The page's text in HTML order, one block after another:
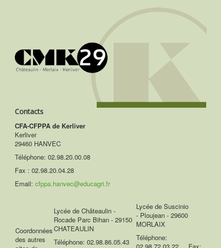
Contacts
CFA-CFPPA de Kerliver
Kerliver
29460 HANVEC
Téléphone: 02.98.20.00.08
Fax : 02.98.20.04.28
Email: cfppa.hanvec@educagri.fr
Coordonnées
des autres
Lycée de Châteaulin -
Rocade Parc Bihan - 29150
CHATEAULIN
Téléphone: 02.98.86.05.43
Lycée de Suscinio
- Ploujean - 29600
MORLAIX
Téléphone: